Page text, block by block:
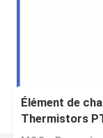
Élément de
Thermistors